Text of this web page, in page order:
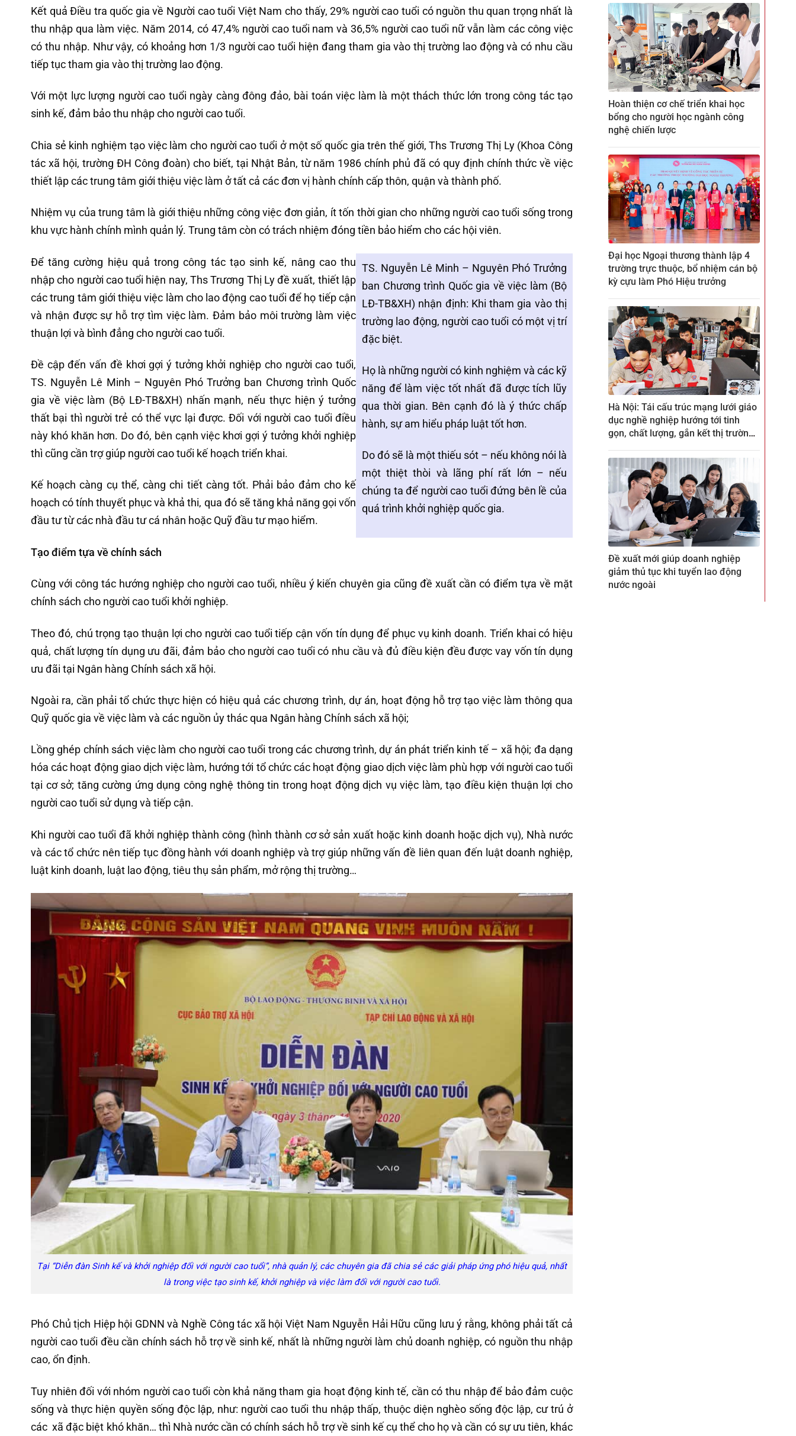
Kết quả Điều tra quốc gia về Người cao tuổi Việt Nam cho thấy, 29% người cao tuổi có nguồn thu quan trọng nhất là
thu nhập qua làm việc. Năm 2014, có 47,4% người cao tuổi nam và 36,5% người cao tuổi nữ vẫn làm các công việc
có thu nhập. Như vậy, có khoảng hơn 1/3 người cao tuổi hiện đang tham gia vào thị trường lao động và có nhu cầu
tiếp tục tham gia vào thị trường lao động.
Với một lực lượng người cao tuổi ngày càng đông đảo, bài toán việc làm là một thách thức lớn trong công tác tạo
sinh kế, đảm bảo thu nhập cho người cao tuổi.
Chia sẻ kinh nghiệm tạo việc làm cho người cao tuổi ở một số quốc gia trên thế giới, Ths Trương Thị Ly (Khoa Công
tác xã hội, trường ĐH Công đoàn) cho biết, tại Nhật Bản, từ năm 1986 chính phủ đã có quy định chính thức về việc
thiết lập các trung tâm giới thiệu việc làm ở tất cả các đơn vị hành chính cấp thôn, quận và thành phố.
Nhiệm vụ của trung tâm là giới thiệu những công việc đơn giản, ít tốn thời gian cho những người cao tuổi sống trong
khu vực hành chính mình quản lý. Trung tâm còn có trách nhiệm đóng tiền bảo hiểm cho các hội viên.
TS. Nguyễn Lê Minh – Nguyên Phó Trưởng
ban Chương trình Quốc gia về việc làm (Bộ
LĐ-TB&XH) nhận định: Khi tham gia vào thị
trường lao động, người cao tuổi có một vị trí
đặc biệt.
Họ là những người có kinh nghiệm và các kỹ
năng để làm việc tốt nhất đã được tích lũy
qua thời gian. Bên cạnh đó là ý thức chấp
hành, sự am hiểu pháp luật tốt hơn.
Do đó sẽ là một thiếu sót – nếu không nói là
một thiệt thòi và lãng phí rất lớn – nếu
chúng ta để người cao tuổi đứng bên lề của
quá trình khởi nghiệp quốc gia.
Để tăng cường hiệu quả trong công tác tạo sinh kế, nâng cao thu
nhập cho người cao tuổi hiện nay, Ths Trương Thị Ly đề xuất, thiết lập
các trung tâm giới thiệu việc làm cho lao động cao tuổi để họ tiếp cận
và nhận được sự hỗ trợ tìm việc làm. Đảm bảo môi trường làm việc
thuận lợi và bình đẳng cho người cao tuổi.
Đề cập đến vấn đề khơi gợi ý tưởng khởi nghiệp cho người cao tuổi,
TS. Nguyễn Lê Minh – Nguyên Phó Trưởng ban Chương trình Quốc
gia về việc làm (Bộ LĐ-TB&XH) nhấn mạnh, nếu thực hiện ý tưởng
thất bại thì người trẻ có thể vực lại được. Đối với người cao tuổi điều
này khó khăn hơn. Do đó, bên cạnh việc khơi gợi ý tưởng khởi nghiệp
thì cũng cần trợ giúp người cao tuổi kế hoạch triển khai.
Kế hoạch càng cụ thể, càng chi tiết càng tốt. Phải bảo đảm cho kế
hoạch có tính thuyết phục và khả thi, qua đó sẽ tăng khả năng gọi vốn
đầu tư từ các nhà đầu tư cá nhân hoặc Quỹ đầu tư mạo hiểm.
Tạo điểm tựa về chính sách
Cùng với công tác hướng nghiệp cho người cao tuổi, nhiều ý kiến chuyên gia cũng đề xuất cần có điểm tựa về mặt
chính sách cho người cao tuổi khởi nghiệp.
Theo đó, chú trọng tạo thuận lợi cho người cao tuổi tiếp cận vốn tín dụng để phục vụ kinh doanh. Triển khai có hiệu
quả, chất lượng tín dụng ưu đãi, đảm bảo cho người cao tuổi có nhu cầu và đủ điều kiện đều được vay vốn tín dụng
ưu đãi tại Ngân hàng Chính sách xã hội.
Ngoài ra, cần phải tổ chức thực hiện có hiệu quả các chương trình, dự án, hoạt động hỗ trợ tạo việc làm thông qua
Quỹ quốc gia về việc làm và các nguồn ủy thác qua Ngân hàng Chính sách xã hội;
Lồng ghép chính sách việc làm cho người cao tuổi trong các chương trình, dự án phát triển kinh tế – xã hội; đa dạng
hóa các hoạt động giao dịch việc làm, hướng tới tổ chức các hoạt động giao dịch việc làm phù hợp với người cao tuổi
tại cơ sở; tăng cường ứng dụng công nghệ thông tin trong hoạt động dịch vụ việc làm, tạo điều kiện thuận lợi cho
người cao tuổi sử dụng và tiếp cận.
Khi người cao tuổi đã khởi nghiệp thành công (hình thành cơ sở sản xuất hoặc kinh doanh hoặc dịch vụ), Nhà nước
và các tổ chức nên tiếp tục đồng hành với doanh nghiệp và trợ giúp những vấn đề liên quan đến luật doanh nghiệp,
luật kinh doanh, luật lao động, tiêu thụ sản phẩm, mở rộng thị trường…
Tại “Diễn đàn Sinh kế và khởi nghiệp đối với người cao tuổi”, nhà quản lý, các chuyên gia đã chia sẻ các giải pháp ứng phó hiệu quả, nhất
là trong việc tạo sinh kế, khởi nghiệp và việc làm đối với người cao tuổi.
Phó Chủ tịch Hiệp hội GDNN và Nghề Công tác xã hội Việt Nam Nguyễn Hải Hữu cũng lưu ý rằng, không phải tất cả
người cao tuổi đều cần chính sách hỗ trợ về sinh kế, nhất là những người làm chủ doanh nghiệp, có nguồn thu nhập
cao, ổn định.
Tuy nhiên đối với nhóm người cao tuổi còn khả năng tham gia hoạt động kinh tế, cần có thu nhập để bảo đảm cuộc
sống và thực hiện quyền sống độc lập, như: người cao tuổi thu nhập thấp, thuộc diện nghèo sống độc lập, cư trú ở
các xã đặc biệt khó khăn… thì Nhà nước cần có chính sách hỗ trợ về sinh kế cụ thể cho họ và cần có sự ưu tiên, khác
Hoàn thiện cơ chế triển khai học
bổng cho người học ngành công
nghệ chiến lược
Đại học Ngoại thương thành lập 4
trường trực thuộc, bổ nhiệm cán bộ
kỳ cựu làm Phó Hiệu trưởng
Hà Nội: Tái cấu trúc mạng lưới giáo
dục nghề nghiệp hướng tới tinh
gọn, chất lượng, gắn kết thị trường
Đề xuất mới giúp doanh nghiệp
giảm thủ tục khi tuyển lao động
nước ngoài